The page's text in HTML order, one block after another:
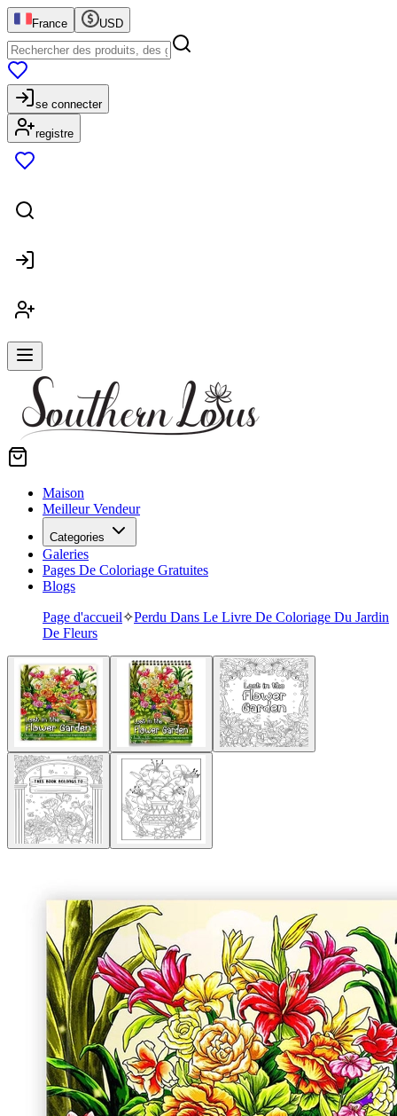
France USD
se connecter
registre
Maison
Meilleur Vendeur
Categories
Galeries
Pages De Coloriage Gratuites
Blogs
Page d'accueil✧Perdu Dans Le Livre De Coloriage Du Jardin
De Fleurs